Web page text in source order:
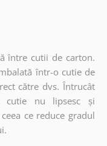
între cutii de carton.
într-o cutie de
către dvs. Întrucât
cutie nu lipsesc și
ce reduce gradul